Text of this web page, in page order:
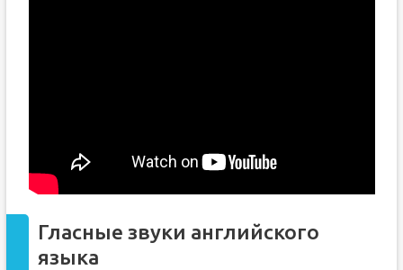
Гласные звуки английского
языка